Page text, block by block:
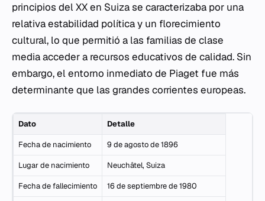
principios del XX en Suiza se caracterizaba por una
relativa estabilidad política y un florecimiento
cultural, lo que permitió a las familias de clase
media acceder a recursos educativos de calidad. Sin
embargo, el entorno inmediato de Piaget fue más
determinante que las grandes corrientes europeas.
Dato Detalle
Fecha de nacimiento 9 de agosto de 1896
Lugar de nacimiento Neuchâtel, Suiza
Fecha de fallecimiento 16 de septiembre de 1980